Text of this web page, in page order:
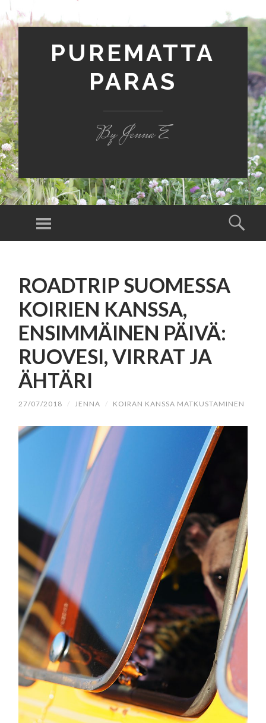
PUREMATTA
PARAS
By Jenna E
Valikko
ROADTRIP SUOMESSA
KOIRIEN KANSSA,
ENSIMMÄINEN PÄIVÄ:
RUOVESI, VIRRAT JA
ÄHTÄRI
27/07/2018 / JENNA / KOIRAN KANSSA MATKUSTAMINEN